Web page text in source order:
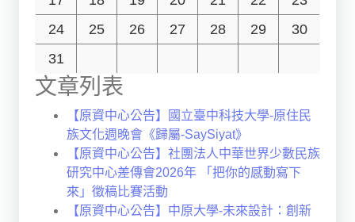
24
25 26 27 28 29
30
31
文章列表
【原資中心公告】國立臺中科技大學-原住民
族文化週晚會《歸屬-SaySiyat》
【原資中心公告】社團法人中華世界少數民族
研究中心差傳會2026年 「把你的感動寫下
來」徵稿比賽活動
【原資中心公告】中原大學-未來設計：創新